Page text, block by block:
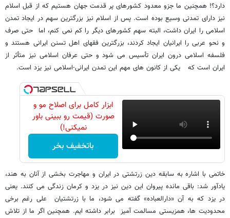
دارد؟! همچنین ما جزو معدود کشورهای پر قدمت جهان هستیم که از قبل اسلام
نیز دارای تمدنی وسیع بوده است. پس از اسلام نیز بزرگترین سهم در ایجاد تمدن
اسلامی را ایران داشت، البته سهم کشورهای دیگر را کم نمی کنم، اما حتی صرف
و نحو عربی را ایرانیان ایجاد کردند، بزرگترین فقهای اهل تسنن ایرانی هستند و
فلسفه اسلامی درون ایران تأسیس می شود و حتی عرفان اسلامی نیز متأثر از
ایران است که یکی از کانون های مهم این تمدن ایرانی-اسلامی نیز یزد است.
ابزار کامل برای اصلاح مو و
صورت (قیمت رو ببینی باور
نمیکنی!)
باتخفیف بخر
خاتمی با اشاره به سابقه دین زرتشتی در ایران و مهاجرت بخشی از آنان به هند،
یادآور شد: باقی مانده پیروان این دین نیز در یزد و کرمان زندگی می کنند. یعنی
در یزد که به آن «دارالعباده» گفته می شود، ما با زرتشتیان علی رغم برخی
محدودیت ها، همزیستی مسالمت آمیز برابر داشته ایم. همچنین اگر ما از تلاش